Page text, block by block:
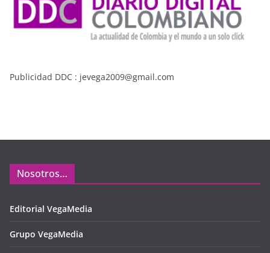
Publicidad DDC : jevega2009@gmail.com
Nosotros…
Editorial VegaMedia
Grupo VegaMedia